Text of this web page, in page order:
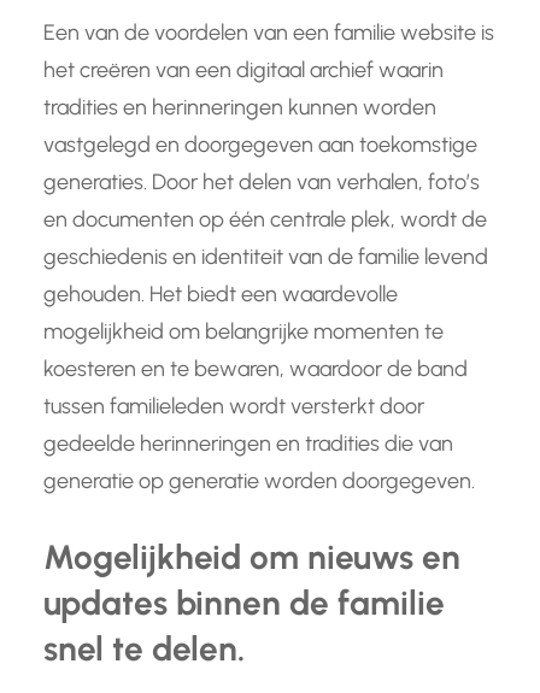
Een van de voordelen van een familie website is
het creëren van een digitaal archief waarin
tradities en herinneringen kunnen worden
vastgelegd en doorgegeven aan toekomstige
generaties. Door het delen van verhalen, foto’s
en documenten op één centrale plek, wordt de
geschiedenis en identiteit van de familie levend
gehouden. Het biedt een waardevolle
mogelijkheid om belangrijke momenten te
koesteren en te bewaren, waardoor de band
tussen familieleden wordt versterkt door
gedeelde herinneringen en tradities die van
generatie op generatie worden doorgegeven.
Mogelijkheid om nieuws en
updates binnen de familie
snel te delen.